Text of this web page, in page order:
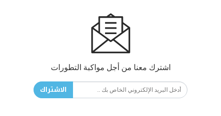
اشترك معنا من أجل مواكبة التطورات
الاشتراك